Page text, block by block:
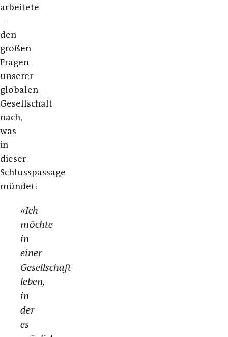
arbeitete
–
den
großen
Fragen
unserer
globalen
Gesellschaft
nach,
was
in
dieser
Schlusspassage
mündet:
«Ich
möchte
in
einer
Gesellschaft
leben,
in
der
es